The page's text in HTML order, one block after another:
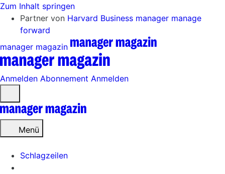
Zum Inhalt springen
Partner von Harvard Business manager manage
forward
manager magazin
Anmelden Abonnement Anmelden
öffnen
Menü
Schlagzeilen